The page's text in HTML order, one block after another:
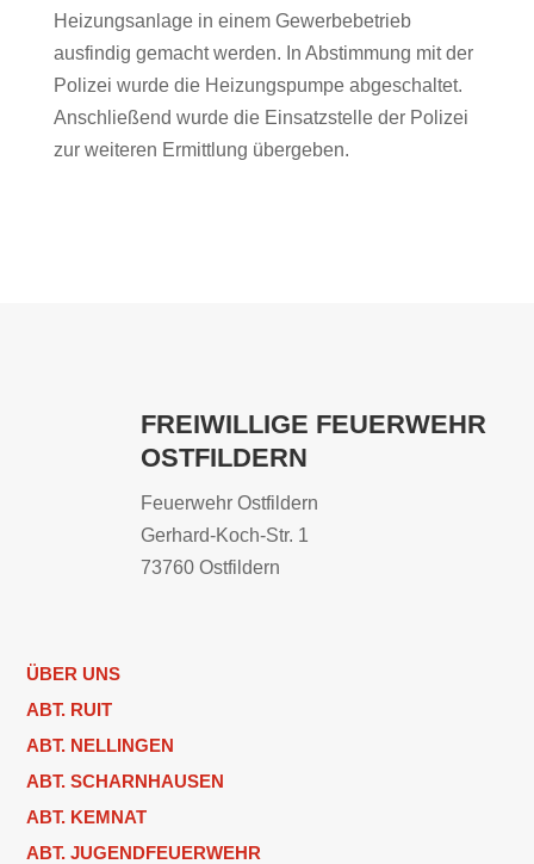
Heizungsanlage in einem Gewerbebetrieb
ausfindig gemacht werden. In Abstimmung mit der
Polizei wurde die Heizungspumpe abgeschaltet.
Anschließend wurde die Einsatzstelle der Polizei
zur weiteren Ermittlung übergeben.
FREIWILLIGE FEUERWEHR
OSTFILDERN
Feuerwehr Ostfildern
Gerhard-Koch-Str. 1
73760 Ostfildern
ÜBER UNS
ABT. RUIT
ABT. NELLINGEN
ABT. SCHARNHAUSEN
ABT. KEMNAT
ABT. JUGENDFEUERWEHR